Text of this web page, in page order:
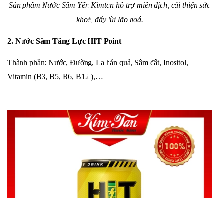
Sản phẩm Nước Sâm Yến Kimtan hỗ trợ miễn dịch, cải thiện sức
khoẻ, đẩy lùi lão hoá.
2. Nước Sâm Tăng Lực HIT Point
Thành phần: Nước, Đường, La hán quả, Sâm đất, Inositol,
Vitamin (B3, B5, B6, B12 ),…